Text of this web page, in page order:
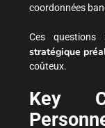
coordonnées
Ces questions
stratégique
coûteux.
Key